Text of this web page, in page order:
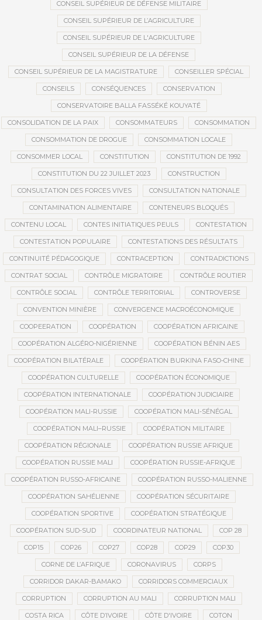
CONSEIL SUPÉRIEUR DE DÉFENSE MILITAIRE
CONSEIL SUPÉRIEUR DE L’AGRICULTURE
CONSEIL SUPÉRIEUR DE L'AGRICULTURE
CONSEIL SUPÉRIEUR DE LA DÉFENSE
CONSEIL SUPÉRIEUR DE LA MAGISTRATURE CONSEILLER SPÉCIAL
CONSEILS CONSÉQUENCES CONSERVATION
CONSERVATOIRE BALLA FASSÉKÉ KOUYATÉ
CONSOLIDATION DE LA PAIX CONSOMMATEURS CONSOMMATION
CONSOMMATION DE DROGUE CONSOMMATION LOCALE
CONSOMMER LOCAL CONSTITUTION CONSTITUTION DE 1992
CONSTITUTION DU 22 JUILLET 2023 CONSTRUCTION
CONSULTATION DES FORCES VIVES CONSULTATION NATIONALE
CONTAMINATION ALIMENTAIRE CONTENEURS BLOQUÉS
CONTENU LOCAL CONTES INITIATIQUES PEULS CONTESTATION
CONTESTATION POPULAIRE CONTESTATIONS DES RÉSULTATS
CONTINUITÉ PÉDAGOGIQUE CONTRACEPTION CONTRADICTIONS
CONTRAT SOCIAL CONTRÔLE MIGRATOIRE CONTRÔLE ROUTIER
CONTRÔLE SOCIAL CONTRÔLE TERRITORIAL CONTROVERSE
CONVENTION MINIÈRE CONVERGENCE MACROÉCONOMIQUE
COOPEERATION COOPÉRATION COOPÉRATION AFRICAINE
COOPÉRATION ALGÉRO-NIGÉRIENNE COOPÉRATION BÉNIN AES
COOPÉRATION BILATÉRALE COOPÉRATION BURKINA FASO-CHINE
COOPÉRATION CULTURELLE COOPÉRATION ÉCONOMIQUE
COOPÉRATION INTERNATIONALE COOPÉRATION JUDICIAIRE
COOPÉRATION MALI-RUSSIE COOPÉRATION MALI-SÉNÉGAL
COOPÉRATION MALI–RUSSIE COOPÉRATION MILITAIRE
COOPÉRATION RÉGIONALE COOPÉRATION RUSSIE AFRIQUE
COOPÉRATION RUSSIE MALI COOPÉRATION RUSSIE-AFRIQUE
COOPÉRATION RUSSO-AFRICAINE COOPÉRATION RUSSO-MALIENNE
COOPÉRATION SAHÉLIENNE COOPÉRATION SÉCURITAIRE
COOPÉRATION SPORTIVE COOPÉRATION STRATÉGIQUE
COOPÉRATION SUD-SUD COORDINATEUR NATIONAL COP 28
COP15 COP26 COP27 COP28 COP29 COP30
CORNE DE L’AFRIQUE CORONAVIRUS CORPS
CORRIDOR DAKAR-BAMAKO CORRIDORS COMMERCIAUX
CORRUPTION CORRUPTION AU MALI CORRUPTION MALI
COSTA RICA CÔTE D’IVOIRE CÔTE D'IVOIRE COTON